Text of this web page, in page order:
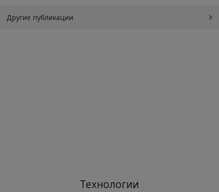
Другие публикации
Технологии